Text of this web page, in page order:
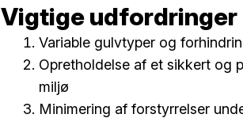
Vigtige udfordringer
Variable gulvtyper og
Opretholdelse af et sikkert og
miljø
Minimering af forstyrrelser